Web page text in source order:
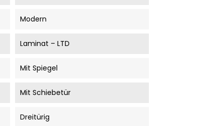
Modern
Laminat – LTD
Mit Spiegel
Mit Schiebetür
Dreitürig